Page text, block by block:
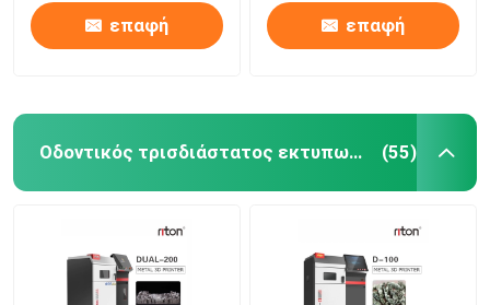
Μηχανή κάμψης σύρματος DMIS-V1
επαφή επαφή
Οδοντικός τρισδιάστατος εκτυπωτής μετάλλων (55)